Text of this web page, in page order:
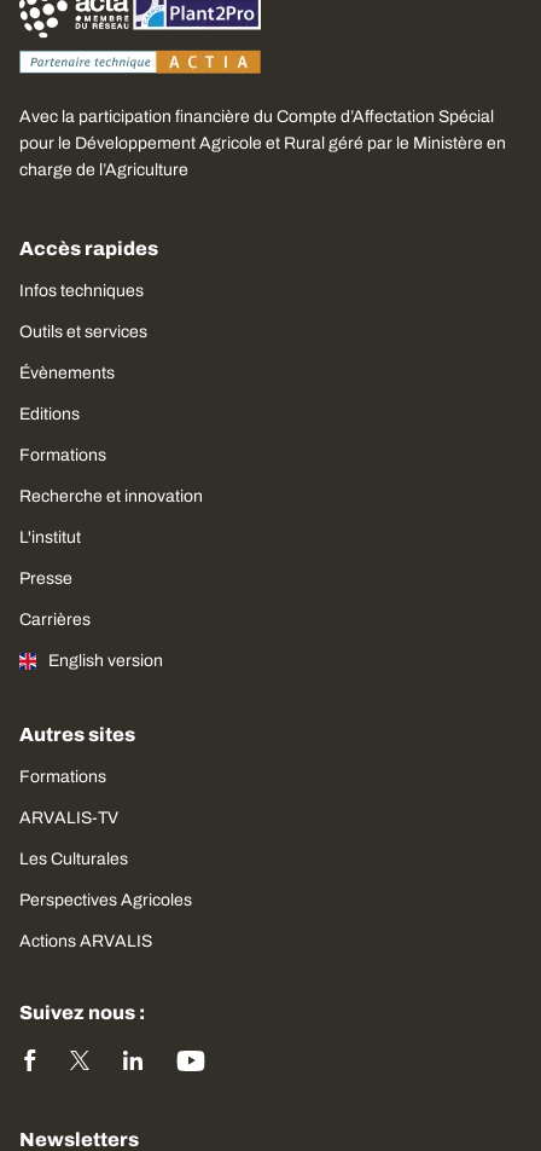
Avec la participation financière du Compte d’Affectation Spécial
pour le Développement Agricole et Rural géré par le Ministère en
charge de l’Agriculture
Accès rapides
Infos techniques
Outils et services
Évènements
Editions
Formations
Recherche et innovation
L'institut
Presse
Carrières
English version
Autres sites
Formations
ARVALIS-TV
Les Culturales
Perspectives Agricoles
Actions ARVALIS
Suivez nous :
Newsletters